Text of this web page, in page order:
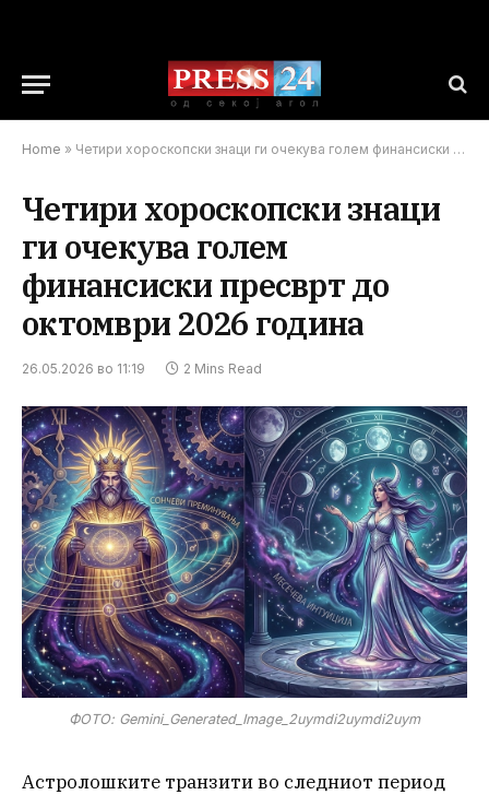
Home » Четири хороскопски знаци ги очекува голем финансиски пресврт до октомври 2026 година
Четири хороскопски знаци
ги очекува голем
финансиски пресврт до
октомври 2026 година
26.05.2026 во 11:19 2 Mins Read
ФОТО: Gemini_Generated_Image_2uymdi2uymdi2uym
Астролошките транзити во следниот период